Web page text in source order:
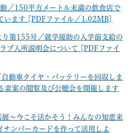
／150平方メートル未満の飲食店で
います [PDFファイル／1.02MB]
第155号／就学援助の入学前支給の
ブ入所説明会について [PDFファイ
動車タイヤ・バッテリーを回収しま
素案の閲覧及び公聴会を開催します
～今こそ活かそう！みんなの知恵来
ンバーカードを作って活用しよ